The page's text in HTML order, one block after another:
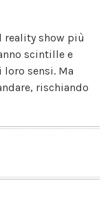
reality show più
scintille e
sensi. Ma
rischiando